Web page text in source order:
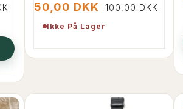
50,00 DKK 100,00 DKK
Ikke På Lager